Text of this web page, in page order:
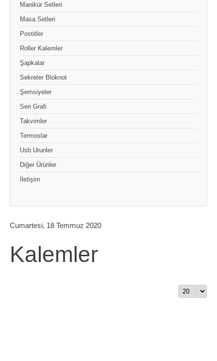
Manikür Setleri
Masa Setleri
Postitler
Roller Kalemler
Şapkalar
Sekreter Bloknot
Şemsiyeler
Seri Grafi
Takvimler
Termoslar
Usb Urunler
Diğer Ürünler
İletişim
Cumartesi, 18 Temmuz 2020
Kalemler